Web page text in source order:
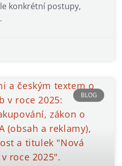
konkrétní postupy,
BLOG